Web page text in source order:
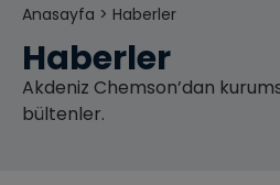
Anasayfa > Haberler
Haberler
Akdeniz Chemson’dan
bültenler.